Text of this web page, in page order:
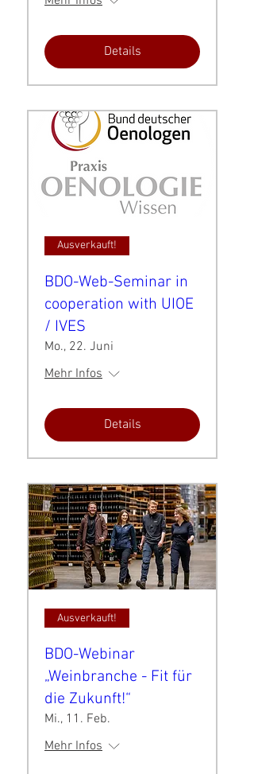
Details
Ausverkauft!
BDO-Web-Seminar in
cooperation with UIOE
/ IVES
Mo., 22. Juni
Mehr Infos
Details
Ausverkauft!
BDO-Webinar
„Weinbranche - Fit für
die Zukunft!“
Mi., 11. Feb.
Mehr Infos